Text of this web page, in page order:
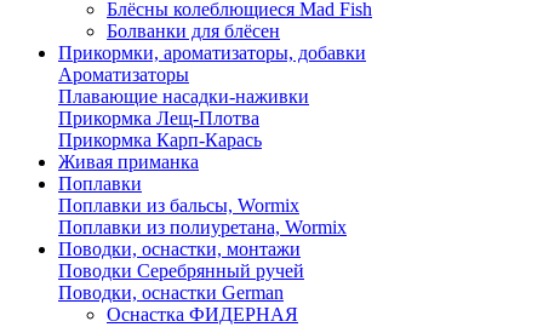
Блёсны колеблющиеся Mad Fish
Болванки для блёсен
Прикормки, ароматизаторы, добавки
Ароматизаторы
Плавающие насадки-наживки
Прикормка Лещ-Плотва
Прикормка Карп-Карась
Живая приманка
Поплавки
Поплавки из бальсы, Wormix
Поплавки из полиуретана, Wormix
Поводки, оснастки, монтажи
Поводки Серебрянный ручей
Поводки, оснастки German
Оснастка ФИДЕРНАЯ